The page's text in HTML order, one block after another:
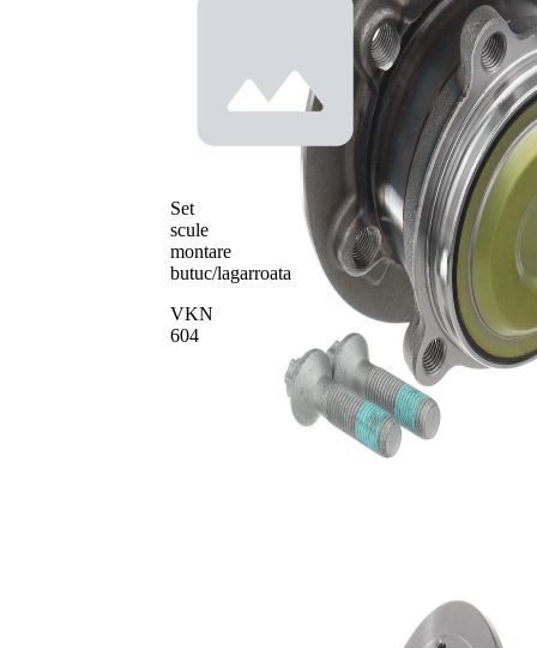
Set
scule
montare
butuc/lagarroata
VKN
604